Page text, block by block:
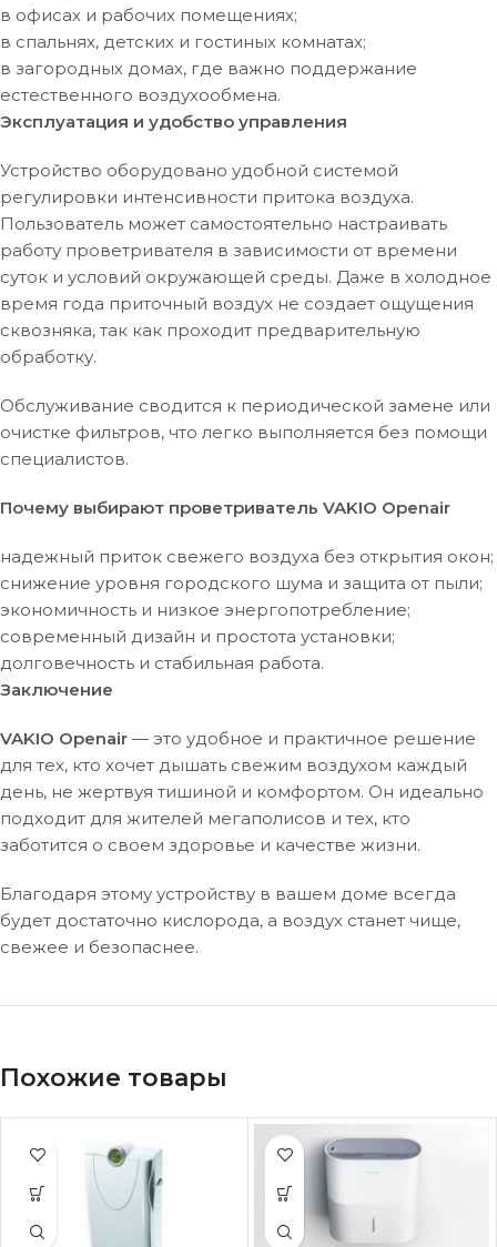
в офисах и рабочих помещениях;
в спальнях, детских и гостиных комнатах;
в загородных домах, где важно поддержание
естественного воздухообмена.
Эксплуатация и удобство управления
Устройство оборудовано удобной системой
регулировки интенсивности притока воздуха.
Пользователь может самостоятельно настраивать
работу проветривателя в зависимости от времени
суток и условий окружающей среды. Даже в холодное
время года приточный воздух не создает ощущения
сквозняка, так как проходит предварительную
обработку.
Обслуживание сводится к периодической замене или
очистке фильтров, что легко выполняется без помощи
специалистов.
Почему выбирают проветриватель VAKIO Openair
надежный приток свежего воздуха без открытия окон;
снижение уровня городского шума и защита от пыли;
экономичность и низкое энергопотребление;
современный дизайн и простота установки;
долговечность и стабильная работа.
Заключение
VAKIO Openair — это удобное и практичное решение
для тех, кто хочет дышать свежим воздухом каждый
день, не жертвуя тишиной и комфортом. Он идеально
подходит для жителей мегаполисов и тех, кто
заботится о своем здоровье и качестве жизни.
Благодаря этому устройству в вашем доме всегда
будет достаточно кислорода, а воздух станет чище,
свежее и безопаснее.
Похожие товары